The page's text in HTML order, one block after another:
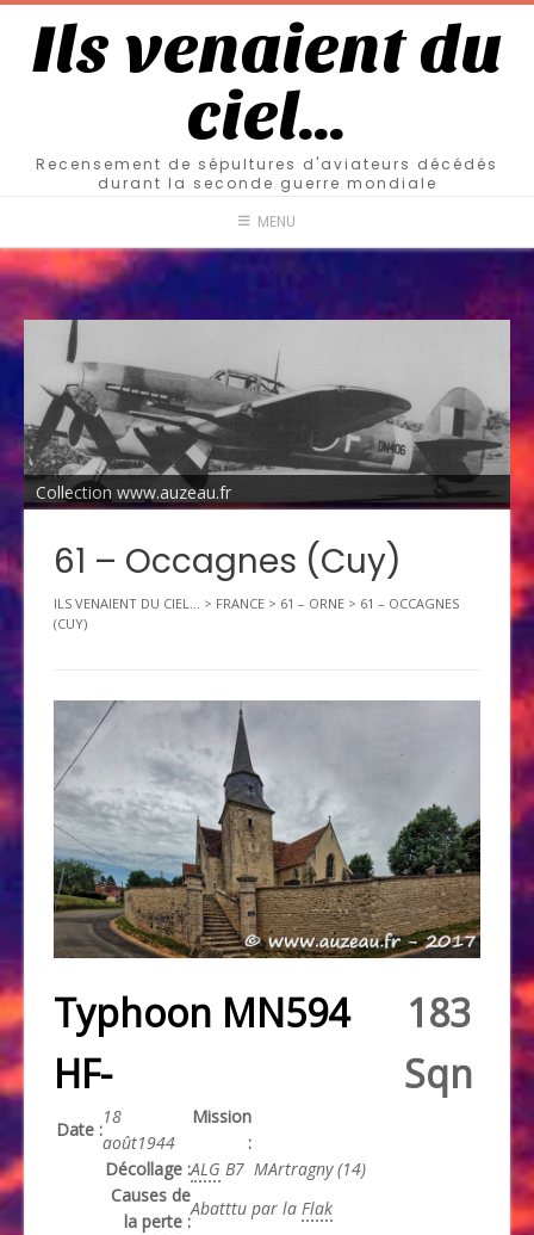
Ils venaient du
ciel…
Recensement de sépultures d'aviateurs décédés
durant la seconde guerre mondiale
MENU
Collection www.auzeau.fr
61 – Occagnes (Cuy)
ILS VENAIENT DU CIEL... > FRANCE > 61 – ORNE > 61 – OCCAGNES
(CUY)
Typhoon MN594
HF-
183
Sqn
Date :
18
août1944
Mission
:
Décollage :ALG B7 MArtragny (14)
Causes de
la perte :
Abatttu par la Flak